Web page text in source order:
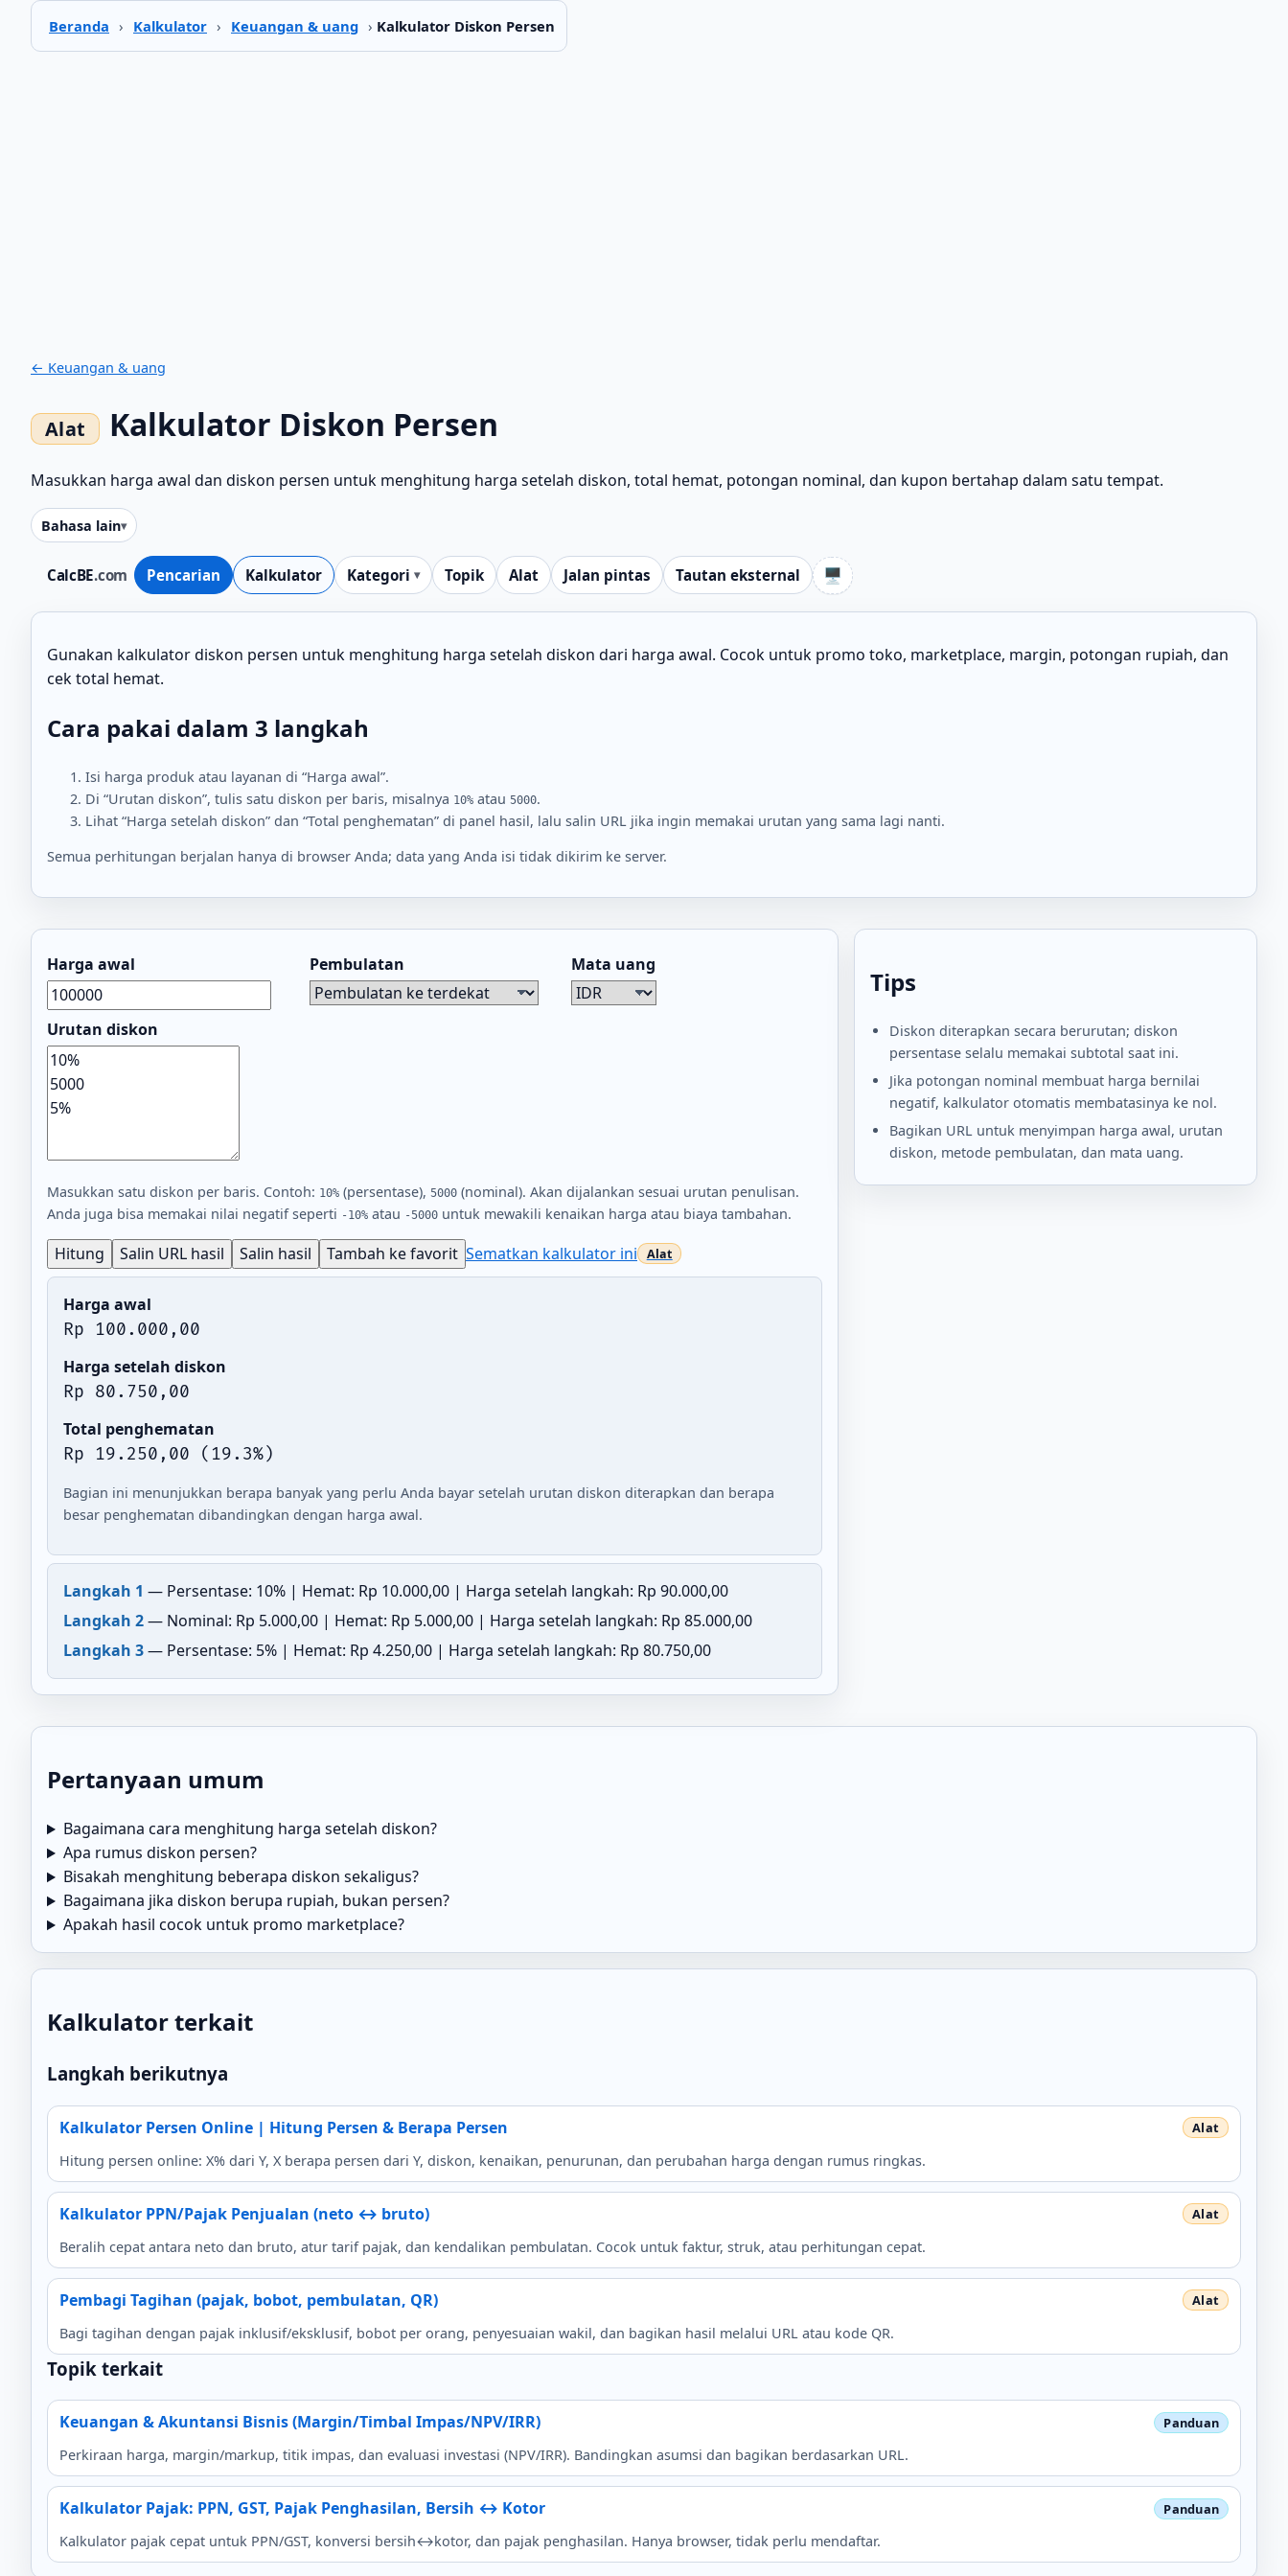
Beranda › Kalkulator › Keuangan & uang › Kalkulator Diskon Persen
CalcBE.com Pencarian Kalkulator Kategori Topik Alat Jalan pintas Tautan eksternal 🖥️
← Keuangan & uang
Kalkulator Diskon Persen
Masukkan harga awal dan diskon persen untuk menghitung harga setelah diskon, total hemat, potongan nominal, dan kupon bertahap dalam satu tempat.
Bahasa lain
Gunakan kalkulator diskon persen untuk menghitung harga setelah diskon dari harga awal. Cocok untuk promo toko, marketplace, margin, potongan rupiah, dan
cek total hemat.
Cara pakai dalam 3 langkah
Isi harga produk atau layanan di “Harga awal”.
Di “Urutan diskon”, tulis satu diskon per baris, misalnya 10% atau 5000.
Lihat “Harga setelah diskon” dan “Total penghematan” di panel hasil, lalu salin URL jika ingin memakai urutan yang sama lagi nanti.
Semua perhitungan berjalan hanya di browser Anda; data yang Anda isi tidak dikirim ke server.
Harga awal Pembulatan Mata uang
Urutan diskon
Masukkan satu diskon per baris. Contoh: 10% (persentase), 5000 (nominal). Akan dijalankan sesuai urutan penulisan.
Anda juga bisa memakai nilai negatif seperti -10% atau -5000 untuk mewakili kenaikan harga atau biaya tambahan.
Hitung Salin URL hasil Salin hasil Tambah ke favorit Sematkan kalkulator ini
Harga awal
Rp 100.000,00
Harga setelah diskon
Rp 80.750,00
Total penghematan
Rp 19.250,00 (19.3%)
Bagian ini menunjukkan berapa banyak yang perlu Anda bayar setelah urutan diskon diterapkan dan berapa
besar penghematan dibandingkan dengan harga awal.
Langkah 1 — Persentase: 10% | Hemat: Rp 10.000,00 | Harga setelah langkah: Rp 90.000,00
Langkah 2— Nominal: Rp 5.000,00 | Hemat: Rp 5.000,00 | Harga setelah langkah: Rp 85.000,00
Langkah 3— Persentase: 5% | Hemat: Rp 4.250,00 | Harga setelah langkah: Rp 80.750,00
Tips
Diskon diterapkan secara berurutan; diskon
persentase selalu memakai subtotal saat ini.
Jika potongan nominal membuat harga bernilai
negatif, kalkulator otomatis membatasinya ke nol.
Bagikan URL untuk menyimpan harga awal, urutan
diskon, metode pembulatan, dan mata uang.
Pertanyaan umum
Bagaimana cara menghitung harga setelah diskon?
Apa rumus diskon persen?
Bisakah menghitung beberapa diskon sekaligus?
Bagaimana jika diskon berupa rupiah, bukan persen?
Apakah hasil cocok untuk promo marketplace?
Kalkulator terkait
Langkah berikutnya
Kalkulator Persen Online | Hitung Persen & Berapa Persen
Hitung persen online: X% dari Y, X berapa persen dari Y, diskon, kenaikan, penurunan, dan perubahan harga dengan rumus ringkas.
Kalkulator PPN/Pajak Penjualan (neto ↔ bruto)
Beralih cepat antara neto dan bruto, atur tarif pajak, dan kendalikan pembulatan. Cocok untuk faktur, struk, atau perhitungan cepat.
Pembagi Tagihan (pajak, bobot, pembulatan, QR)
Bagi tagihan dengan pajak inklusif/eksklusif, bobot per orang, penyesuaian wakil, dan bagikan hasil melalui URL atau kode QR.
Topik terkait
Keuangan & Akuntansi Bisnis (Margin/Timbal Impas/NPV/IRR)
Perkiraan harga, margin/markup, titik impas, dan evaluasi investasi (NPV/IRR). Bandingkan asumsi dan bagikan berdasarkan URL.
Kalkulator Pajak: PPN, GST, Pajak Penghasilan, Bersih ↔ Kotor
Kalkulator pajak cepat untuk PPN/GST, konversi bersih↔kotor, dan pajak penghasilan. Hanya browser, tidak perlu mendaftar.